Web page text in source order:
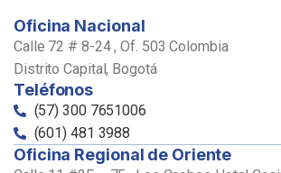
Oficina Nacional
Calle 72 # 8-24 , Of. 503 Colombia
Distrito Capital, Bogotá
Teléfonos
(57) 300 7651006
(601) 481 3988
Oficina Regional de Oriente